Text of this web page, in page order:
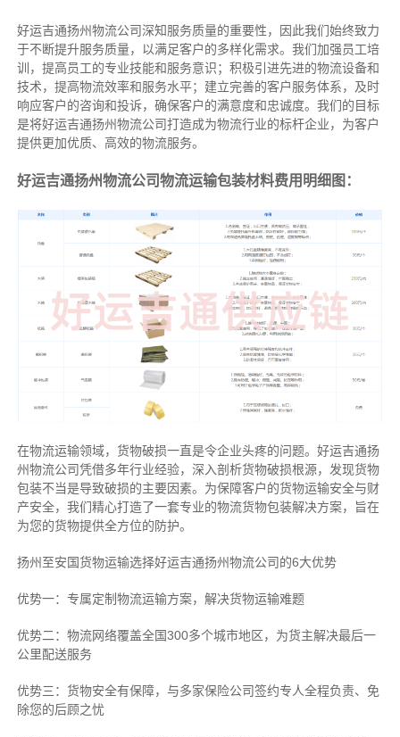
好运吉通扬州物流公司深知服务质量的重要性，因此我们始终致力
于不断提升服务质量，以满足客户的多样化需求。我们加强员工培
训，提高员工的专业技能和服务意识；积极引进先进的物流设备和
技术，提高物流效率和服务水平；建立完善的客户服务体系，及时
响应客户的咨询和投诉，确保客户的满意度和忠诚度。我们的目标
是将好运吉通扬州物流公司打造成为物流行业的标杆企业，为客户
提供更加优质、高效的物流服务。
好运吉通扬州物流公司物流运输包装材料费用明细图：
在物流运输领域，货物破损一直是令企业头疼的问题。好运吉通扬
州物流公司凭借多年行业经验，深入剖析货物破损根源，发现货物
包装不当是导致破损的主要因素。为保障客户的货物运输安全与财
产安全，我们精心打造了一套专业的物流货物包装解决方案，旨在
为您的货物提供全方位的防护。
扬州至安国货物运输选择好运吉通扬州物流公司的6大优势
优势一：专属定制物流运输方案，解决货物运输难题
优势二：物流网络覆盖全国300多个城市地区，为货主解决最后一
公里配送服务
优势三：货物安全有保障，与多家保险公司签约专人全程负责、免
除您的后顾之忧